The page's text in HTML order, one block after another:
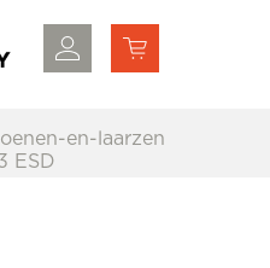
en-laarzen
ESD